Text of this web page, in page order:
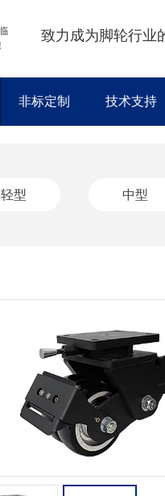
致力成为脚轮行业
非标定制 技术支持
轻型 中型